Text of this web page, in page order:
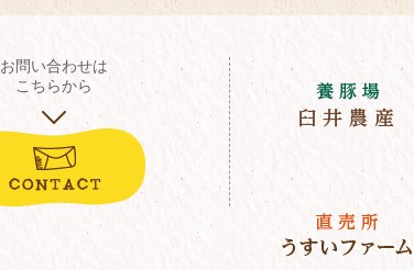
お問い合わせは
こちらから